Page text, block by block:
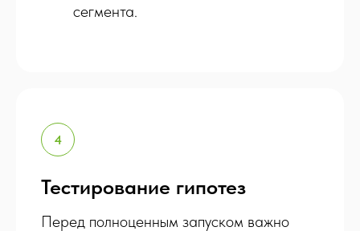
сегмента.
Тестирование гипотез
Перед полноценным запуском важно